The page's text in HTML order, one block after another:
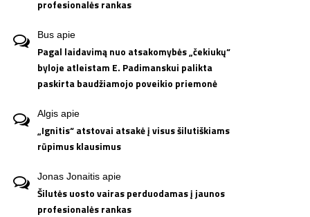
profesionalės rankas
Bus apie
Pagal laidavimą nuo atsakomybės „čekiukų“
byloje atleistam E. Padimanskui palikta
paskirta baudžiamojo poveikio priemonė
Algis apie
„Ignitis“ atstovai atsakė į visus šilutiškiams
rūpimus klausimus
Jonas Jonaitis apie
Šilutės uosto vairas perduodamas į jaunos
profesionalės rankas